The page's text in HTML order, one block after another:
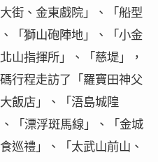
街、金東戲院」、「船型
「獅山砲陣地」、「小金
山指揮所」、「慈堤」，
行程走訪了「羅寶田神父
飯店」、「浯島城隍
「漂浮斑馬線」、「金城
巡禮」、「太武山前山、